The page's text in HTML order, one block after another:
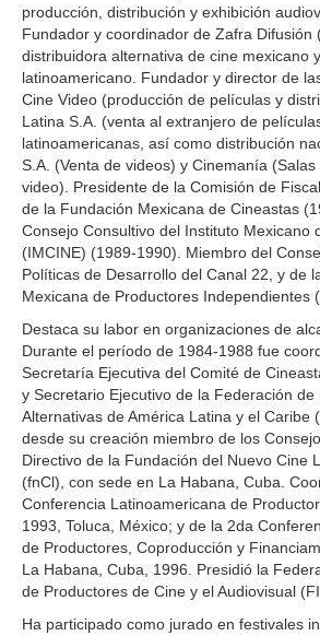
producción, distribución y exhibición
Fundador y coordinador de Zafra Difusión
distribuidora alternativa de cine mexicano
latinoamericano. Fundador y director de
Cine Video (producción de películas y
Latina S.A. (venta al extranjero de
latinoamericanas, así como distribución
S.A. (Venta de videos) y Cinemanía
video). Presidente de la Comisión de
de la Fundación Mexicana de Cineastas
Consejo Consultivo del Instituto Mexicano
(IMCINE) (1989-1990). Miembro del
Políticas de Desarrollo del Canal 22, y de
Mexicana de Productores Independientes
Destaca su labor en organizaciones de
Durante el período de 1984-1988 fue
Secretaría Ejecutiva del Comité de
y Secretario Ejecutivo de la Federación de
Alternativas de América Latina y el Caribe
desde su creación miembro de los
Directivo de la Fundación del Nuevo Cine
(fnCl), con sede en La Habana, Cuba.
Conferencia Latinoamericana de
1993, Toluca, México; y de la 2da
de Productores, Coproducción y
La Habana, Cuba, 1996. Presidió la
de Productores de Cine y el Audiovisual
Ha participado como jurado en festivales